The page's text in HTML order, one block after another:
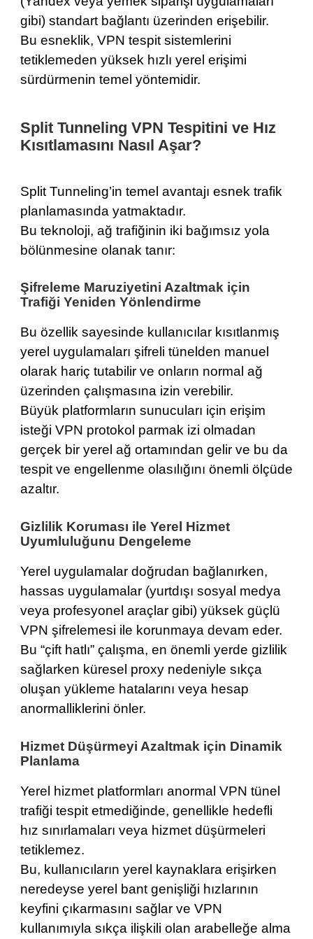
gibi) standart bağlantı üzerinden erişebilir.
Bu esneklik, VPN tespit sistemlerini
tetiklemeden yüksek hızlı yerel erişimi
sürdürmenin temel yöntemidir.
Split Tunneling VPN Tespitini ve Hız
Kısıtlamasını Nasıl Aşar?
Split Tunneling’in temel avantajı esnek trafik
planlamasında yatmaktadır.
Bu teknoloji, ağ trafiğinin iki bağımsız yola
bölünmesine olanak tanır:
Şifreleme Maruziyetini Azaltmak için
Trafiği Yeniden Yönlendirme
Bu özellik sayesinde kullanıcılar kısıtlanmış
yerel uygulamaları şifreli tünelden manuel
olarak hariç tutabilir ve onların normal ağ
üzerinden çalışmasına izin verebilir.
Büyük platformların sunucuları için erişim
isteği VPN protokol parmak izi olmadan
gerçek bir yerel ağ ortamından gelir ve bu da
tespit ve engellenme olasılığını önemli ölçüde
azaltır.
Gizlilik Koruması ile Yerel Hizmet
Uyumluluğunu Dengeleme
Yerel uygulamalar doğrudan bağlanırken,
hassas uygulamalar (yurtdışı sosyal medya
veya profesyonel araçlar gibi) yüksek güçlü
VPN şifrelemesi ile korunmaya devam eder.
Bu “çift hatlı” çalışma, en önemli yerde gizlilik
sağlarken küresel proxy nedeniyle sıkça
oluşan yükleme hatalarını veya hesap
anormalliklerini önler.
Hizmet Düşürmeyi Azaltmak için Dinamik
Planlama
Yerel hizmet platformları anormal VPN tünel
trafiği tespit etmediğinde, genellikle hedefli
hız sınırlamaları veya hizmet düşürmeleri
tetiklemez.
Bu, kullanıcıların yerel kaynaklara erişirken
neredeyse yerel bant genişliği hızlarının
keyfini çıkarmasını sağlar ve VPN
kullanımıyla sıkça ilişkili olan arabelleğe alma